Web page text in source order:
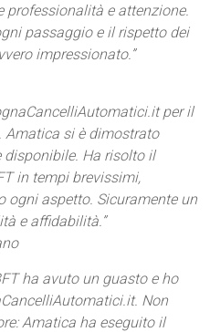
professionalità e attenzione.
passaggio e il rispetto dei
impressionato.”
per il
Amatica si è dimostrato
disponibile. Ha risolto il
in tempi brevissimi,
aspetto. Sicuramente un
e affidabilità.”
ha avuto un guasto e ho
Non
Amatica ha eseguito il